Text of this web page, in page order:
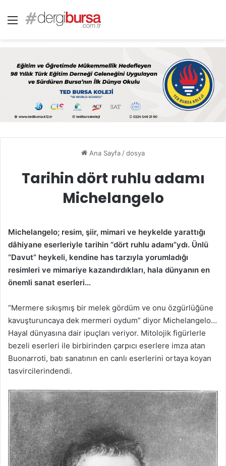
Menü
Ana Sayfa/dosya
Tarihin dört ruhlu adamı
Michelangelo
Michelangelo; resim, şiir, mimari ve heykelde yarattığı
dâhiyane eserleriyle tarihin “dört ruhlu adamı”ydı. Ünlü
“Davut” heykeli, kendine has tarzıyla yorumladığı
resimleri ve mimariye kazandırdıkları, hala dünyanın en
önemli sanat eserleri…
“Mermere sıkışmış bir melek gördüm ve onu özgürlüğüne
kavuşturuncaya dek mermeri oydum” diyor Michelangelo…
Hayal dünyasına dair ipuçları veriyor. Mitolojik figürlerle
bezeli eserleri ile birbirinden çarpıcı eserlere imza atan
Buonarroti, batı sanatının en canlı eserlerini ortaya koyan
tasvircilerindendi.